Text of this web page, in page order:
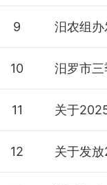
9
10 汨罗市
11
12